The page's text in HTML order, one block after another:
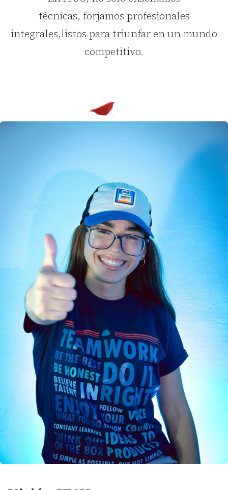
técnicas, forjamos profesionales
integrales,listos para triunfar en un mundo
competitivo.